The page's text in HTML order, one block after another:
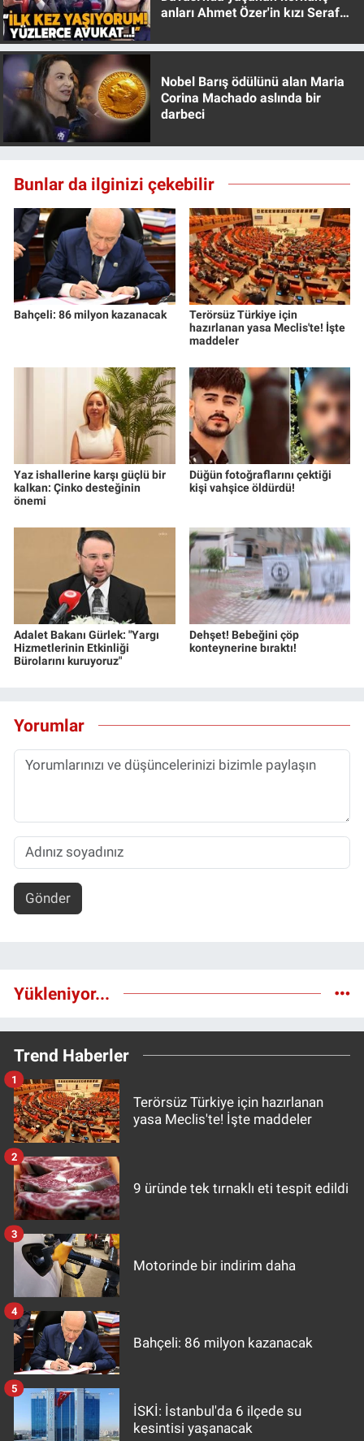
anları Ahmet Özer'in kızı Seraf
Nobel Barış ödülünü alan Maria
Corina Machado aslında bir
darbeci
Bunlar da ilginizi çekebilir
Bahçeli: 86 milyon kazanacak
Terörsüz Türkiye için
hazırlanan yasa Meclis'te! İşte
maddeler
Yaz ishallerine karşı güçlü bir
kalkan: Çinko desteğinin
önemi
Düğün fotoğraflarını çektiği
kişi vahşice öldürdü!
Adalet Bakanı Gürlek: "Yargı
Hizmetlerinin Etkinliği
Bürolarını kuruyoruz"
Dehşet! Bebeğini çöp
konteynerine bıraktı!
Yorumlar
Gönder
Yükleniyor...
Trend Haberler
Terörsüz Türkiye için hazırlanan
yasa Meclis'te! İşte maddeler
1
9 üründe tek tırnaklı eti tespit edildi
2
Motorinde bir indirim daha
3
Bahçeli: 86 milyon kazanacak
4
İSKİ: İstanbul'da 6 ilçede su
kesintisi yaşanacak
5